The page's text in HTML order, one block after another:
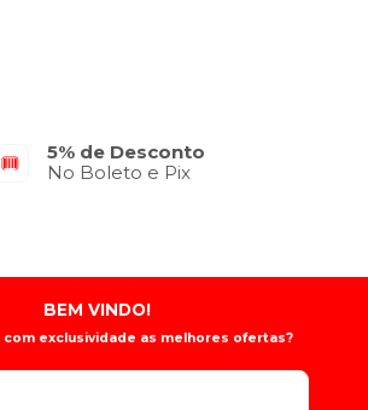
5% de Desconto
No Boleto e Pix
BEM VINDO!
exclusividade as melhores ofertas?